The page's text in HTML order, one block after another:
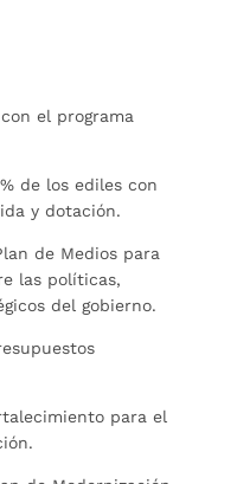
el programa
de los ediles con
y dotación.
de Medios para
las políticas,
del gobierno.
para el